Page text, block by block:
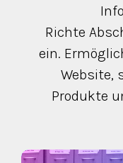
Richte
ein.
Website,
Produkte